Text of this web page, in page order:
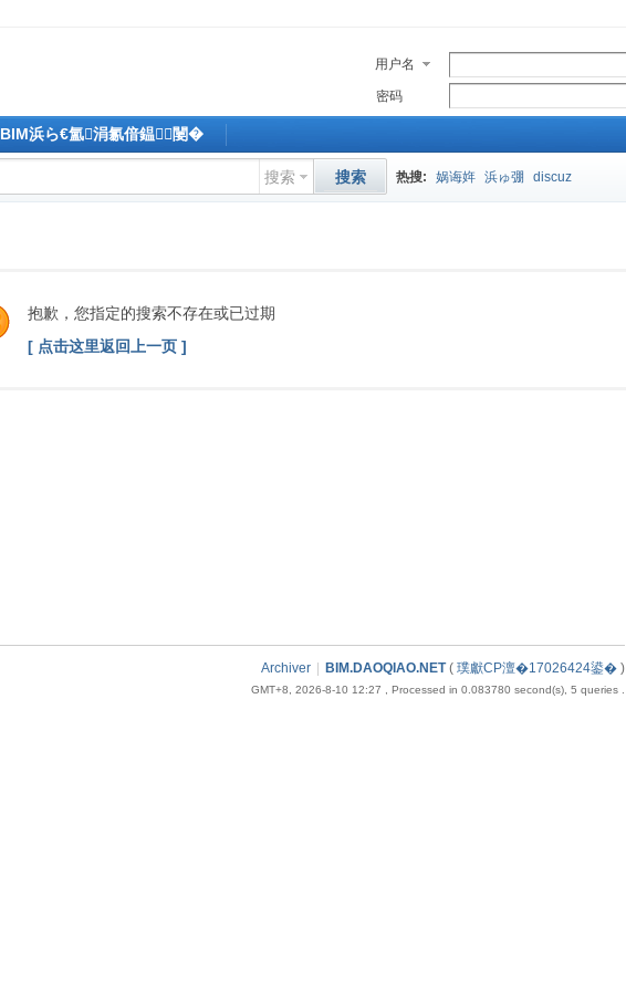
用户名
密码
BIM浜ら€氳涓氱偣鎾闄�
搜索 搜索 热搜: 娲诲姩 浜ゅ弸 discuz
抱歉，您指定的搜索不存在或已过期
[ 点击这里返回上一页 ]
Archiver BIM.DAOQIAO.NET( 璞獻CP澶�17026424鍙� )
GMT+8, 2026-8-10 12:27 , Processed in 0.083780 second(s), 5 queries .